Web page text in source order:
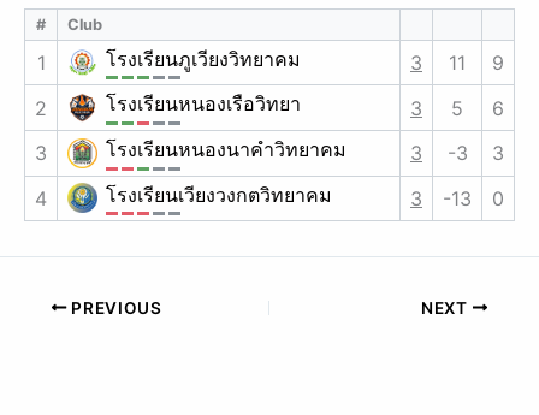
# Club
1 โรงเรียนภูเวียงวิทยาคม 3 11
9
2
โรงเรียนหนองเรือวิทยา 3 5
6
3
โรงเรียนหนองนาคำวิทยาคม 3 -3
3
4
โรงเรียนเวียงวงกตวิทยาคม 3 -13 0
PREVIOUS NEXT